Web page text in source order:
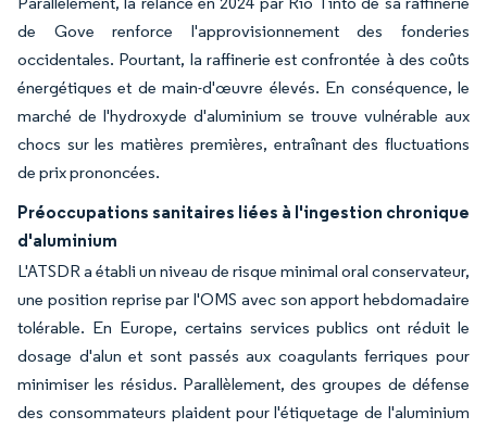
de Gove renforce l'approvisionnement des fonderies
occidentales. Pourtant, la raffinerie est confrontée à des coûts
énergétiques et de main-d'œuvre élevés. En conséquence, le
marché de l'hydroxyde d'aluminium se trouve vulnérable aux
chocs sur les matières premières, entraînant des fluctuations
de prix prononcées.
Préoccupations sanitaires liées à l'ingestion chronique
d'aluminium
L'ATSDR a établi un niveau de risque minimal oral conservateur,
une position reprise par l'OMS avec son apport hebdomadaire
tolérable. En Europe, certains services publics ont réduit le
dosage d'alun et sont passés aux coagulants ferriques pour
minimiser les résidus. Parallèlement, des groupes de défense
des consommateurs plaident pour l'étiquetage de l'aluminium